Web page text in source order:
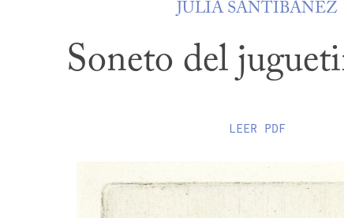
JULIA SANTIBÁÑEZ
Soneto del
LEER PDF